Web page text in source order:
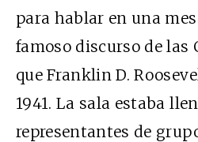
para hablar en una
famoso discurso de las
que Franklin D.
1941. La sala estaba
representantes de